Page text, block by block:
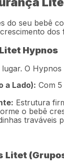
do seu bebê
Hypnos
O
a Lado): Com
Estrutura
o bebê
traváveis